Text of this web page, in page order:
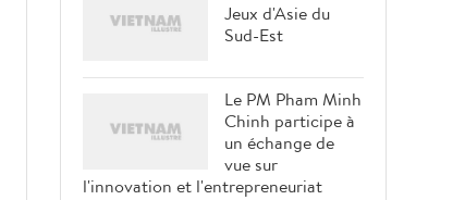
Jeux d'Asie du
Sud-Est
Le PM Pham Minh
Chinh participe à
un échange de
vue sur
l'innovation et l'entrepreneuriat